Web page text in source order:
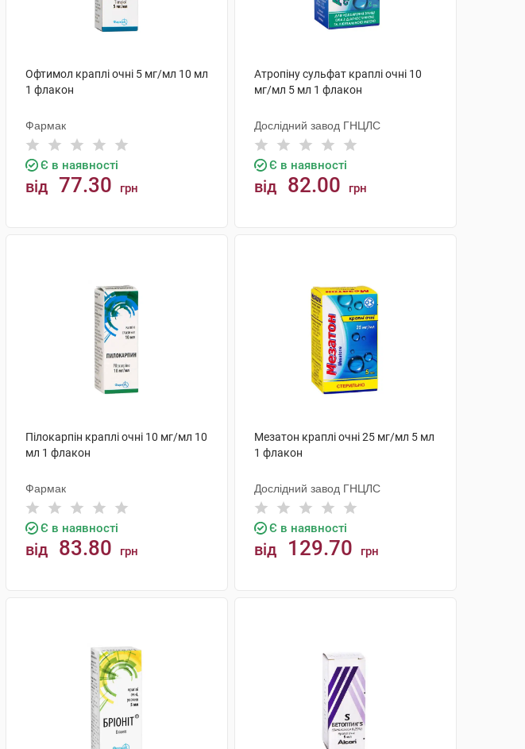
Офтимол краплі очні 5 мг/мл 10 мл
1 флакон
Фармак
Є в наявності
від 77.30 грн
Атропіну сульфат краплі очні 10
мг/мл 5 мл 1 флакон
Дослідний завод ГНЦЛС
Є в наявності
від 82.00 грн
Пілокарпін краплі очні 10 мг/мл 10
мл 1 флакон
Фармак
Є в наявності
від 83.80 грн
Мезатон краплі очні 25 мг/мл 5 мл
1 флакон
Дослідний завод ГНЦЛС
Є в наявності
від 129.70 грн